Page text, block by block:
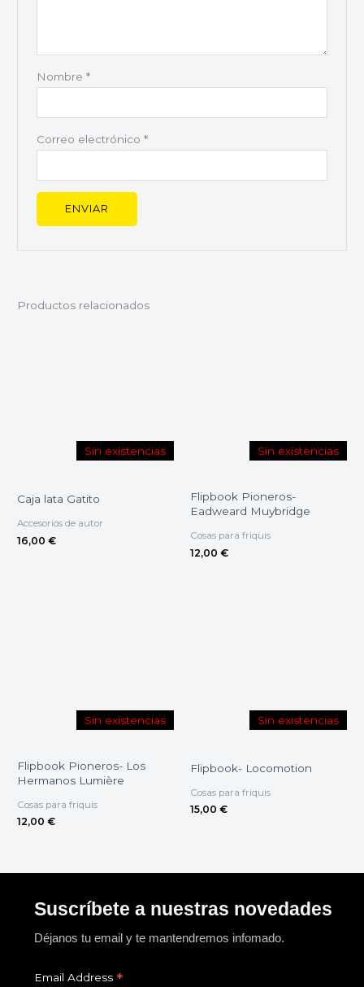
Nombre *
Correo electrónico *
Productos relacionados
Sin existencias
Caja lata Gatito
Accesorios de autor
16,00 €
Sin existencias
Flipbook Pioneros-
Eadweard Muybridge
Cosas para friquis
12,00 €
Sin existencias
Flipbook Pioneros- Los
Hermanos Lumière
Cosas para friquis
12,00 €
Sin existencias
Flipbook- Locomotion
Cosas para friquis
15,00 €
Suscríbete a nuestras novedades
Déjanos tu email y te mantendremos infomado.
Email Address *